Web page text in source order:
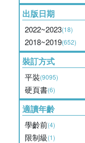
出版日期
2022~2023(18)
2018~2019(652)
裝訂方式
平裝(9095)
硬頁書(6)
適讀年齡
學齡前(4)
限制級(1)